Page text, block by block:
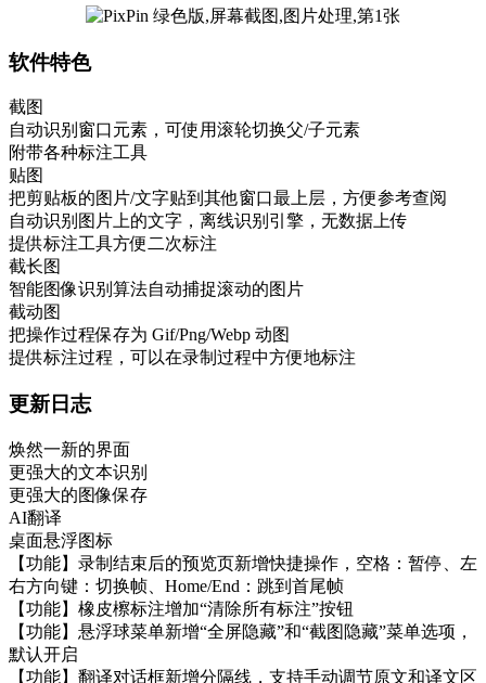
软件特色
截图
自动识别窗口元素，可使用滚轮切换父/子元素
附带各种标注工具
贴图
把剪贴板的图片/文字贴到其他窗口最上层，方便参考查阅
自动识别图片上的文字，离线识别引擎，无数据上传
提供标注工具方便二次标注
截长图
智能图像识别算法自动捕捉滚动的图片
截动图
把操作过程保存为 Gif/Png/Webp 动图
提供标注过程，可以在录制过程中方便地标注
更新日志
焕然一新的界面
更强大的文本识别
更强大的图像保存
AI翻译
桌面悬浮图标
【功能】录制结束后的预览页新增快捷操作，空格：暂停、左
右方向键：切换帧、Home/End：跳到首尾帧
【功能】橡皮檫标注增加“清除所有标注”按钮
【功能】悬浮球菜单新增“全屏隐藏”和“截图隐藏”菜单选项，
默认开启
【功能】翻译对话框新增分隔线，支持手动调节原文和译文区